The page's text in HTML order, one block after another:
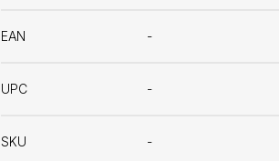
EAN -
UPC -
SKU -